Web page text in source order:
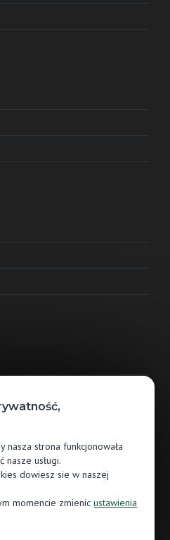
nasza strona funkcjonowała
nasze usługi.
dowiesz sie w naszej
momencie zmienicustawienia